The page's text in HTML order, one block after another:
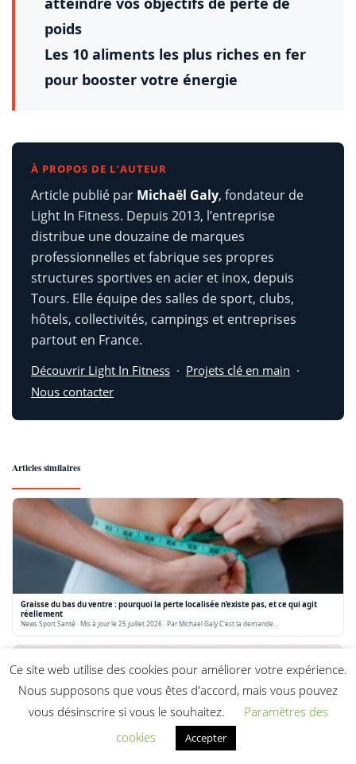
poids
Les 10 aliments les plus riches en fer
pour booster votre énergie
À PROPOS DE L’AUTEUR
Article publié par Michaël Galy, fondateur de
Light In Fitness. Depuis 2013, l’entreprise
distribue une douzaine de marques
professionnelles et fabrique ses propres
structures sportives en acier et inox, depuis
Tours. Elle équipe des salles de sport, clubs,
hôtels, collectivités, campings et entreprises
partout en France.
Découvrir Light In Fitness · Projets clé en main ·
Nous contacter
Articles similaires
Graisse du bas du ventre : pourquoi la perte localisée n’existe pas, et ce qui agit
réellement
News Sport Santé · Mis à jour le 25 juillet 2026 · Par Michaël Galy C'est la demande…
10000 pas en km : conversion, calories et bienfaits (guide 2026)
Ce site web utilise des cookies pour améliorer votre expérience.
Nous supposons que vous êtes d'accord, mais vous pouvez
vous désinscrire si vous le souhaitez.
Paramètres des
cookies
Accepter